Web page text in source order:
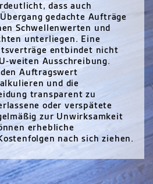
dass auch
gedachte Aufträge
Schwellenwerten und
unterliegen. Eine
entbindet nicht
weiten Ausschreibung.
Auftragswert
und die
transparent zu
oder verspätete
zur Unwirksamkeit
erhebliche
nach sich ziehen.